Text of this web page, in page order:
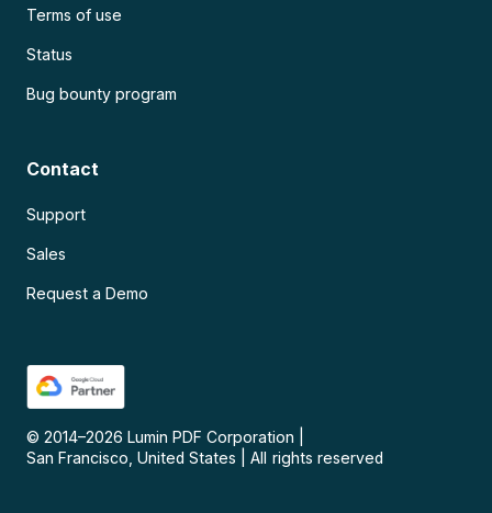
Terms of use
Status
Bug bounty program
Contact
Support
Sales
Request a Demo
© 2014–2026 Lumin PDF Corporation
San Francisco, United States
All rights reserved